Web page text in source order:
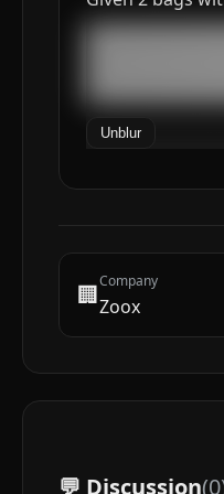
Unblur
🏢Company
Zoox
💬 Discussion(0